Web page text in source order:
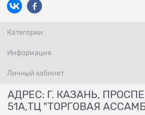
Категории
Информация
Личный кабинет
АДРЕС: Г. КАЗАНЬ,
51А,ТЦ "ТОРГОВАЯ